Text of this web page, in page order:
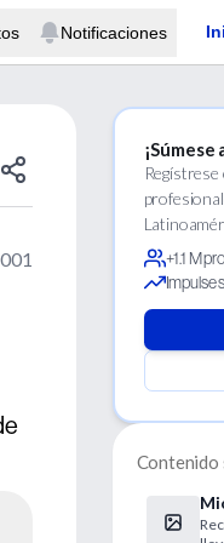
Notificaciones
¡Súmese
+1.1 M
Impulse
Contenido